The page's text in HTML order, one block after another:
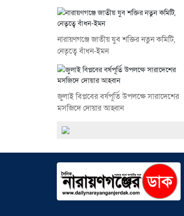
নারায়ণগঞ্জে জাতীয় যুব শক্তির নতুন কমিটি,
নেতৃত্বে বাঁধন-ইমন
জুলাই বিপ্লবের বর্ষপূর্তি উপলক্ষে সারাদেশের
মসজিদে দোয়ার আহ্বান